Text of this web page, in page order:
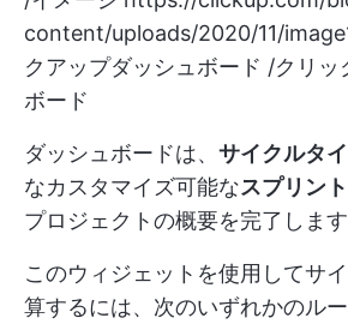
content/uploads/2020/11/
クアップダッシュボード /クリッ
ボード
ダッシュボードは、 サイクルタ
なカスタマイズ可能なスプリン
プロジェクトの概要を完了します
このウィジェットを使用してサ
算するには、次のいずれかのル